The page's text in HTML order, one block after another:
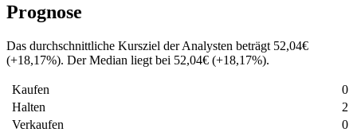
Prognose
Das durchschnittliche Kursziel der Analysten beträgt 52,04€
(+18,17%). Der Median liegt bei 52,04€ (+18,17%).
Kaufen
0
Halten
2
Verkaufen
0